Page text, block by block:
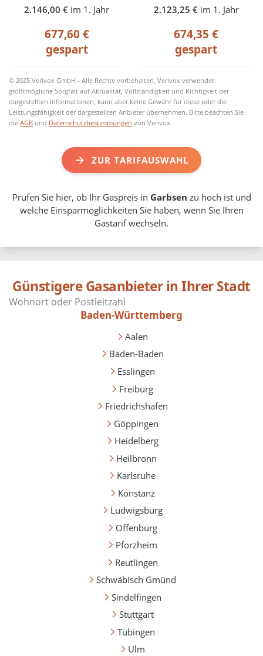
2.146,00 € im 1. Jahr
677,60 €
gespart
2.123,25 € im 1. Jahr
674,35 €
gespart
© 2025 Verivox GmbH - Alle Rechte vorbehalten. Verivox verwendet
größtmögliche Sorgfalt auf Aktualität, Vollständigkeit und Richtigkeit der
dargestellten Informationen, kann aber keine Gewähr für diese oder die
Leistungsfähigkeit der dargestellten Anbieter übernehmen. Bitte beachten Sie
dieAGB und Datenschutzbestimmungen von Verivox.
ZUR TARIFAUSWAHL
Prüfen Sie hier, ob Ihr Gaspreis in Garbsen zu hoch ist und
welche Einsparmöglichkeiten Sie haben, wenn Sie Ihren
Gastarif wechseln.
Günstigere Gasanbieter in Ihrer Stadt
Baden-Württemberg
Aalen
Baden-Baden
Esslingen
Freiburg
Friedrichshafen
Göppingen
Heidelberg
Heilbronn
Karlsruhe
Konstanz
Ludwigsburg
Offenburg
Pforzheim
Reutlingen
Schwäbisch Gmünd
Sindelfingen
Stuttgart
Tübingen
Ulm